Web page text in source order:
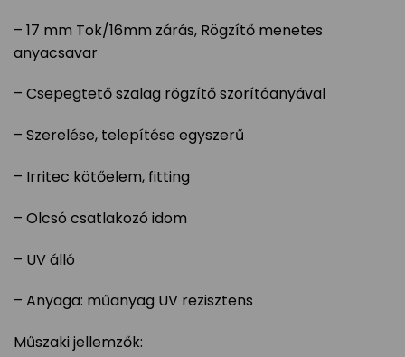
– 17 mm Tok/16mm zárás, Rögzítő menetes
anyacsavar
– Csepegtető szalag rögzítő szorítóanyával
– Szerelése, telepítése egyszerű
– Irritec kötőelem, fitting
– Olcsó csatlakozó idom
– UV álló
– Anyaga: műanyag UV rezisztens
Műszaki jellemzők: